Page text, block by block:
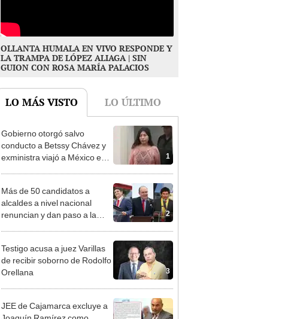
OLLANTA HUMALA EN VIVO RESPONDE Y
LA TRAMPA DE LÓPEZ ALIAGA | SIN
GUION CON ROSA MARÍA PALACIOS
LO MÁS VISTO LO ÚLTIMO
1
Gobierno otorgó salvo
conducto a Betssy Chávez y
exministra viajó a México en
la madrugada
2
Más de 50 candidatos a
alcaldes a nivel nacional
renuncian y dan paso a la
reelección encubierta
3
Testigo acusa a juez Varillas
de recibir soborno de Rodolfo
Orellana
JEE de Cajamarca excluye a
Joaquín Ramírez como